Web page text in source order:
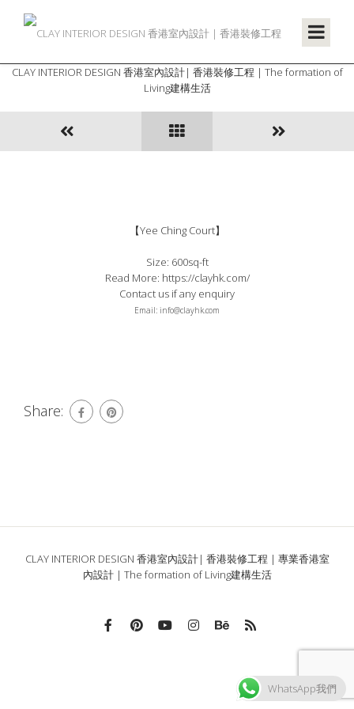
CLAY INTERIOR DESIGN 香港室內設計| 香港裝修工程 | The formation of
Living建構生活
【Yee Ching Court】
Size: 600sq-ft
Read More: https://clayhk.com/
Contact us if any enquiry
Email: info@clayhk.com
Share:
CLAY INTERIOR DESIGN 香港室內設計| 香港裝修工程 | 專業香港室
內設計 | The formation of Living建構生活
WhatsApp我們